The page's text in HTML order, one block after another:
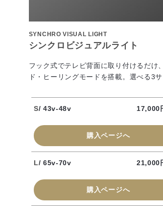
SYNCHRO VISUAL LIGHT
シンクロビジュアルライト​
フック式でテレビ背面に取り付けるだ
ド・ヒーリングモードを搭載。選べる3サ
S/ 43v-48v 17,000
購入ページへ
L/ 65v-70v 21,000
購入ページへ